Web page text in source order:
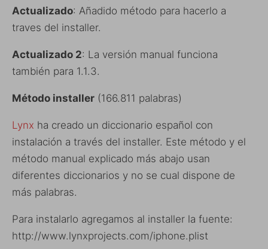
Actualizado: Añadido método para hacerlo a
traves del installer.
Actualizado 2: La versión manual funciona
también para 1.1.3.
Método installer (166.811 palabras)
Lynx ha creado un diccionario español con
instalación a través del installer. Este método y el
método manual explicado más abajo usan
diferentes diccionarios y no se cual dispone de
más palabras.
Para instalarlo agregamos al installer la fuente:
http://www.lynxprojects.com/iphone.plist